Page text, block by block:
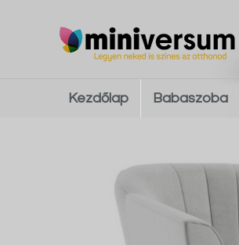
Kezdőlap Babaszoba